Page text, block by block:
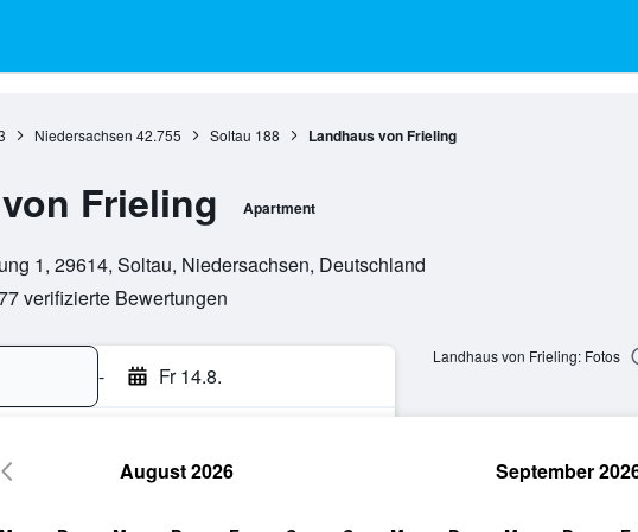
Niedersachsen 42.755 Soltau 188 Landhaus von Frieling
Frieling Apartment
1, 29614, Soltau, Niedersachsen, Deutschland
verifizierte Bewertungen
- Fr 14.8.
Landhaus von Frieling: Fotos
August 2026 September